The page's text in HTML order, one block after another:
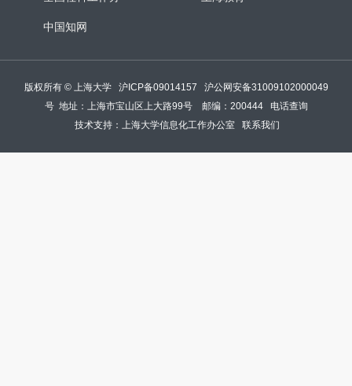
中国知网
版权所有 ©上海大学 沪ICP备09014157
沪公网安备31009102000049
号地址：上海市宝山区上大路99号 邮编：200444
电话查询
技术支持： 上海大学信息化工作办公室 联系我们